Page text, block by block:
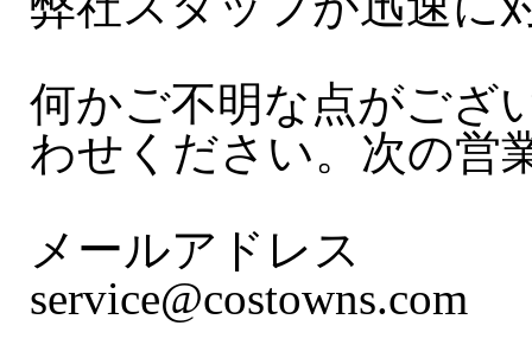
何かご不明な点がござ
わせください。次の営
メールアドレス
service@costowns.com